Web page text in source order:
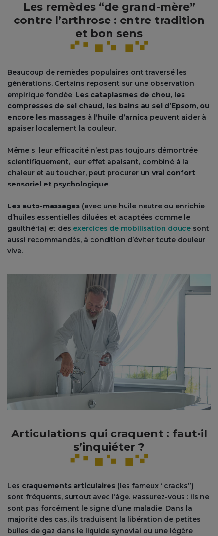
Les remèdes “de grand-mère”
contre l’arthrose : entre tradition
et bon sens
Beaucoup de remèdes populaires ont traversé les
générations. Certains reposent sur une observation
empirique fondée. Les cataplasmes de chou, les
compresses de sel chaud, les bains au sel d’Epsom, ou
encore les massages à l’huile d’arnica peuvent aider à
apaiser localement la douleur.
Même si leur efficacité n’est pas toujours démontrée
scientifiquement, leur effet apaisant, combiné à la
chaleur et au toucher, peut procurer un vrai confort
sensoriel et psychologique.
Les auto-massages (avec une huile neutre ou enrichie
d’huiles essentielles diluées et adaptées comme le
gaulthéria) et des exercices de mobilisation douce sont
aussi recommandés, à condition d’éviter toute douleur
vive.
Articulations qui craquent : faut-il
s’inquiéter ?
Les craquements articulaires (les fameux “cracks”)
sont fréquents, surtout avec l’âge. Rassurez-vous : ils ne
sont pas forcément le signe d’une maladie. Dans la
majorité des cas, ils traduisent la libération de petites
bulles de gaz dans le liquide synovial ou une légère